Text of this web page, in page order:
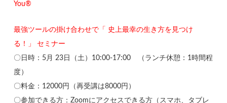
You®
最強ツールの掛け合わせで「 史上最幸の生き方を見つけ
る！」 セミナー
〇日時：5月 23日（土）10:00-17:00 （ランチ休憩：1時間程
度）
〇料金：12000円（再受講は8000円）
〇参加できる方：Zoomにアクセスできる方（スマホ、タブレ